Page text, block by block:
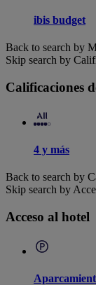
ibis budget
Back to search by
Skip search by
Calificaciones
4 y más
Back to search by
Skip search by
Acceso al hotel